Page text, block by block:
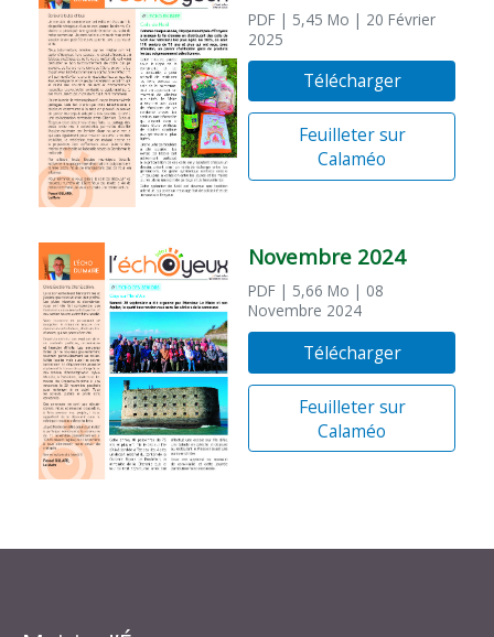
PDF | 5,45 Mo | 20 Février
2025
Télécharger
Feuilleter sur
Calaméo
Novembre 2024
PDF | 5,66 Mo | 08
Novembre 2024
Télécharger
Feuilleter sur
Calaméo